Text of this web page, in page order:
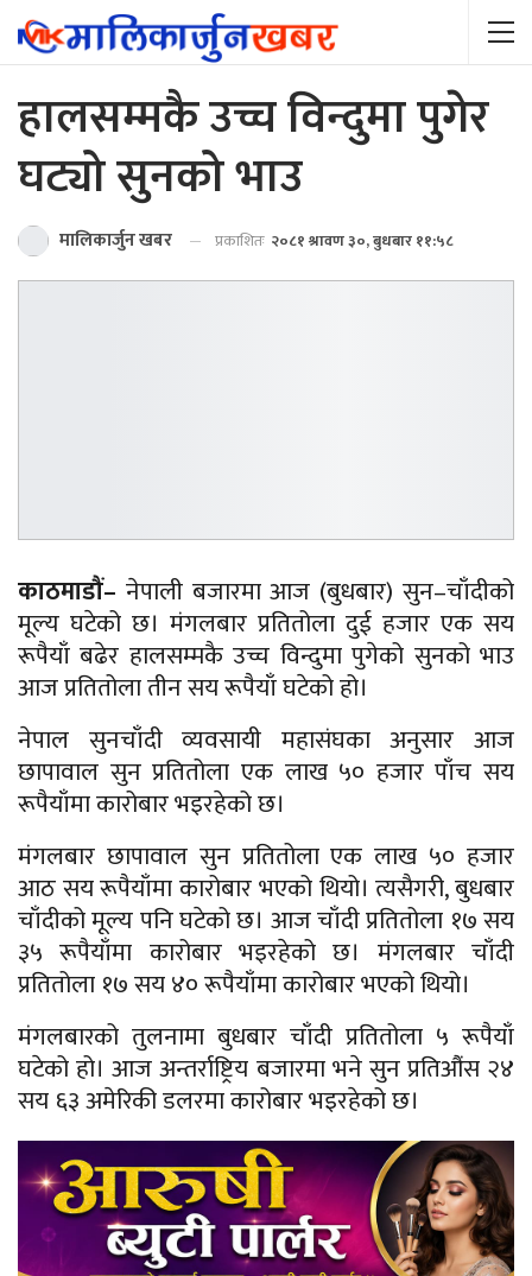
हालसम्मकै उच्च विन्दुमा पुगेर
घट्यो सुनको भाउ
मालिकार्जुन खबर प्रकाशितः २०८१ श्रावण ३०, बुधबार ११:५८
काठमाडौं– नेपाली बजारमा आज (बुधबार) सुन–चाँदीको
मूल्य घटेको छ। मंगलबार प्रतितोला दुई हजार एक सय
रूपैयाँ बढेर हालसम्मकै उच्च विन्दुमा पुगेको सुनको भाउ
आज प्रतितोला तीन सय रूपैयाँ घटेको हो।
नेपाल सुनचाँदी व्यवसायी महासंघका अनुसार आज
छापावाल सुन प्रतितोला एक लाख ५० हजार पाँच सय
रूपैयाँमा कारोबार भइरहेको छ।
मंगलबार छापावाल सुन प्रतितोला एक लाख ५० हजार
आठ सय रूपैयाँमा कारोबार भएको थियो। त्यसैगरी, बुधबार
चाँदीको मूल्य पनि घटेको छ। आज चाँदी प्रतितोला १७ सय
३५ रूपैयाँमा कारोबार भइरहेको छ। मंगलबार चाँदी
प्रतितोला १७ सय ४० रूपैयाँमा कारोबार भएको थियो।
मंगलबारको तुलनामा बुधबार चाँदी प्रतितोला ५ रूपैयाँ
घटेको हो। आज अन्तर्राष्ट्रिय बजारमा भने सुन प्रतिऔंस २४
सय ६३ अमेरिकी डलरमा कारोबार भइरहेको छ।